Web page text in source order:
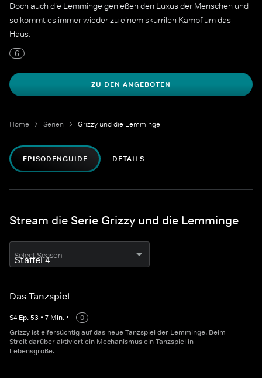
Doch auch die Lemminge genießen den Luxus der Menschen und
so kommt es immer wieder zu einem skurrilen Kampf um das
Haus.
6
ZU DEN ANGEBOTEN
Home Serien Grizzy und die Lemminge
EPISODENGUIDE DETAILS
Stream die Serie Grizzy und die Lemminge
Select Season
Das Tanzspiel
S4 Ep.53 • 7 Min. •
0
Grizzy ist eifersüchtig auf das neue Tanzspiel der Lemminge. Beim
Streit darüber aktiviert ein Mechanismus ein Tanzspiel in
Lebensgröße.